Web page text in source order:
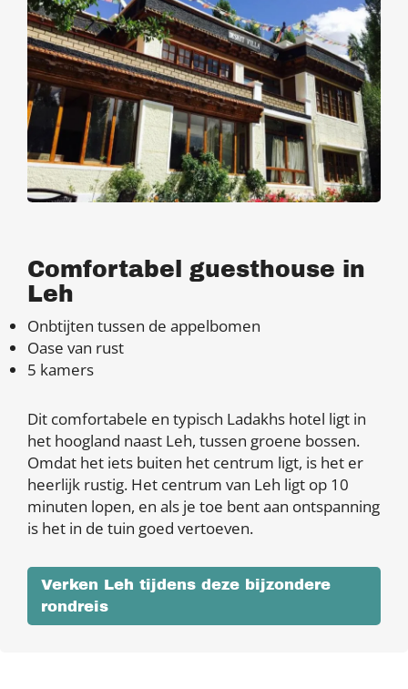
Comfortabel guesthouse in
Leh
Onbtijten tussen de appelbomen
Oase van rust
5 kamers
Dit comfortabele en typisch Ladakhs hotel ligt in
het hoogland naast Leh, tussen groene bossen.
Omdat het iets buiten het centrum ligt, is het er
heerlijk rustig. Het centrum van Leh ligt op 10
minuten lopen, en als je toe bent aan ontspanning
is het in de tuin goed vertoeven.
Verken Leh tijdens deze bijzondere
rondreis